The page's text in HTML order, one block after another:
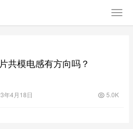
共模电感有方向吗？
年4月18日 5.0K